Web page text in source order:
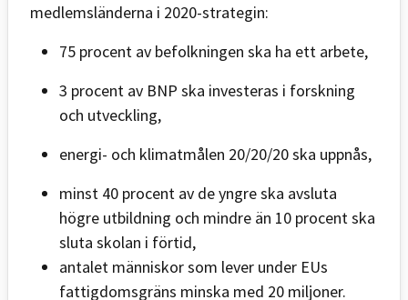
medlemsländerna i 2020-strategin:
75 procent av befolkningen ska ha ett arbete,
3 procent av BNP ska investeras i forskning
och utveckling,
energi- och klimatmålen 20/20/20 ska uppnås,
minst 40 procent av de yngre ska avsluta
högre utbildning och mindre än 10 procent ska
sluta skolan i förtid,
antalet människor som lever under EUs
fattigdomsgräns minska med 20 miljoner.